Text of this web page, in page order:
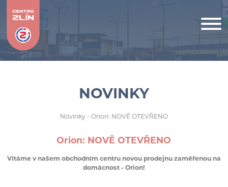
NOVINKY
Novinky - Orion: NOVĚ OTEVŘENO
Orion: NOVĚ OTEVŘENO
Vítáme v našem obchodním centru novou prodejnu zaměřenou na
domácnost - Orion!